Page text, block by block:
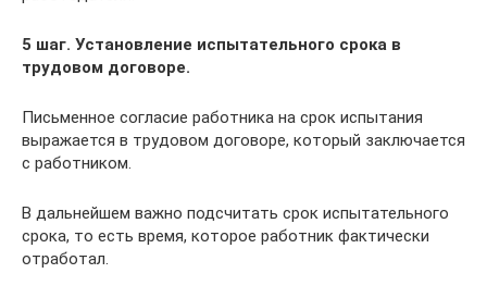
5 шаг. Установление испытательного срока в
трудовом договоре.
Письменное согласие работника на срок испытания
выражается в трудовом договоре, который заключается
с работником.
В дальнейшем важно подсчитать срок испытательного
срока, то есть время, которое работник фактически
отработал.